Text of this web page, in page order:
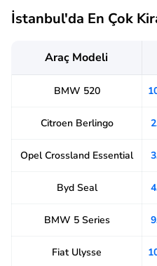
İstanbul'da En Çok
Araç Modeli
BMW 520
Citroen Berlingo
Opel Crossland Essential
Byd Seal
BMW 5 Series
Fiat Ulysse